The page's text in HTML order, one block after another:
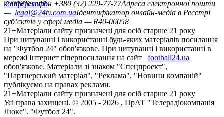
конференцій
79008Телефон +380 (32) 229-77-77Адреса електронної пошти
— legal@24tv.com.uaІдентифікатор онлайн-медіа в Реєстрі
суб’єктів у сфері медіа — R40-06058
21+Матеріали сайту призначені для осіб старше 21 року
При цитуванні і використанні будь-яких матеріалів посилання
на "Футбол 24" обов'язкове. При цитуванні і використанні в
мережі Інтернет гіперпосилання на сайт
football24.ua
обов'язкове. Матеріали зі знаком "Спецпроект",
"Партнерський матеріал", "Реклама", "Новини компаній"
публікуємо на правах реклами.
21+Матеріали сайту призначені для осіб старше 21 року
Усi права захищенi. © 2005 - 2026 , ПрАТ "Телерадіокомпанія
Люкс". "Футбол 24".